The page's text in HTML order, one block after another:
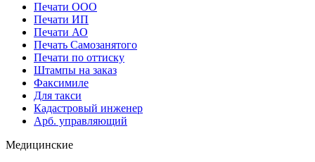
Печати ООО
Печати ИП
Печати АО
Печать Самозанятого
Печати по оттиску
Штампы на заказ
Факсимиле
Для такси
Кадастровый инженер
Арб. управляющий
Медицинские